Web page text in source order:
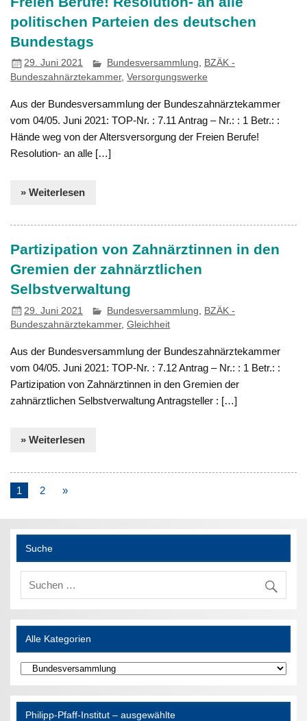
politischen Parteien des deutschen
Bundestags
29. Juni 2021 Bundesversammlung, BZÄK -
Bundeszahnärztekammer,Versorgungswerke
Aus der Bundesversammlung der Bundeszahnärztekammer
vom 04/05. Juni 2021: TOP-Nr. : 7.11 Antrag – Nr.: : 1 Betr.: :
Hände weg von der Altersversorgung der Freien Berufe!
Resolution- an alle […]
» Weiterlesen
Partizipation von Zahnärztinnen in den
Gremien der zahnärztlichen
Selbstverwaltung
29. Juni 2021 Bundesversammlung
BZÄK -
Bundeszahnärztekammer,Gleichheit
Aus der Bundesversammlung der Bundeszahnärztekammer
vom 04/05. Juni 2021: TOP-Nr. : 7.12 Antrag – Nr.: : 1 Betr.: :
Partizipation von Zahnärztinnen in den Gremien der
zahnärztlichen Selbstverwaltung Antragsteller : […]
» Weiterlesen
1 2 »
Suche
Alle Kategorien
Alle
Kategorien
Philipp-Pfaff-Institut – ausgewählte